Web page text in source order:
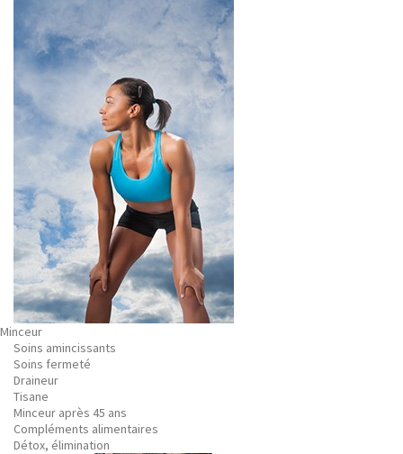
Minceur
Soins amincissants
Soins fermeté
Draineur
Tisane
Minceur après 45 ans
Compléments alimentaires
Détox, élimination